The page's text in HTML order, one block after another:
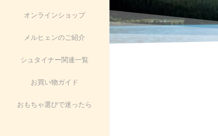
オンラインショップ
メルヒェンのご紹介
シュタイナー関連一覧
お買い物ガイド
おもちゃ選びで迷ったら